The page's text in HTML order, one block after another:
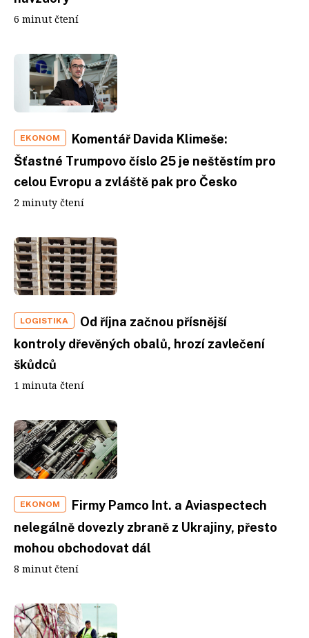
6 minut čtení
EKONOM
Komentář Davida Klimeše:
Šťastné Trumpovo číslo 25 je neštěstím pro
celou Evropu a zvláště pak pro Česko
2 minuty čtení
LOGISTIKA
Od října začnou přísnější
kontroly dřevěných obalů, hrozí zavlečení
škůdců
1 minuta čtení
EKONOM
Firmy Pamco Int. a Aviaspectech
nelegálně dovezly zbraně z Ukrajiny, přesto
mohou obchodovat dál
8 minut čtení